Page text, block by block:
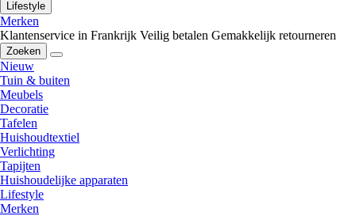
Lifestyle
Merken
Klantenservice in Frankrijk Veilig betalen Gemakkelijk retourneren
Zoeken
Nieuw
Tuin & buiten
Meubels
Decoratie
Tafelen
Huishoudtextiel
Verlichting
Tapijten
Huishoudelijke apparaten
Lifestyle
Merken